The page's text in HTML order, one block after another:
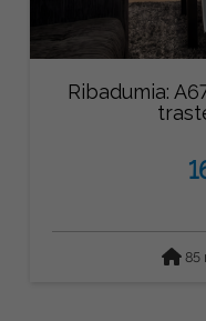
Ribadumia:
85